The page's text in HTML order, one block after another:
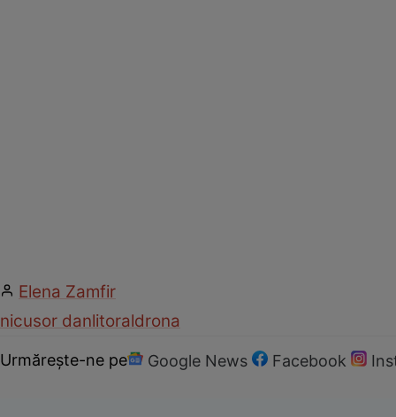
Elena Zamfir
nicusor danlitoraldrona
Urmărește-ne pe Google News Facebook